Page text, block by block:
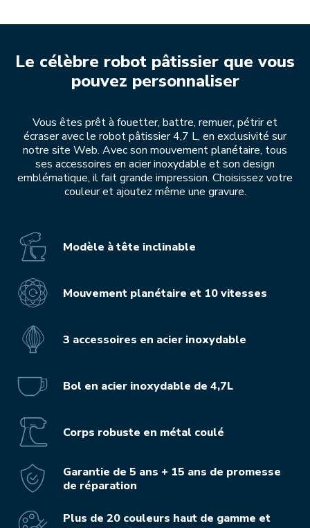
Le célèbre robot pâtissier que vous
pouvez personnaliser
Vous êtes prêt à fouetter, battre, remuer, pétrir et
écraser avec le robot pâtissier 4,7 L, en exclusivité sur
notre site Web. Avec son mouvement planétaire, tous
ses accessoires en acier inoxydable et son design
emblématique, il fait grande impression. Choisissez votre
couleur et ajoutez même une gravure.
Modèle à tête inclinable
Mouvement planétaire et 10 vitesses
3 accessoires en acier inoxydable
Bol en acier inoxydable de 4,7L
Corps robuste en métal coulé
Garantie de 5 ans + 15 ans de promesse
de réparation
Plus de 20 couleurs haut de gamme et